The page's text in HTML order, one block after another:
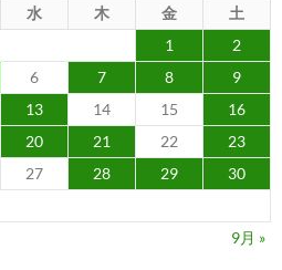
水 木 金
土
1
2
6 7 8
9
13 14 15
16
20 21 22
23
27 28 29
30
9月 »